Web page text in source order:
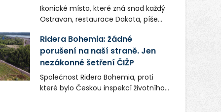
Ikonické místo, které zná snad každý
Ostravan, restaurace Dakota, píše
společnost Dang Investment Group
s.r.o. investuje do projektu přes 50
milionů korun. Cílem je přinést
Ostravě dva špičkové gastronomické
koncepty, které v regionu dosud
chyběly, luxusní středomořskou
Ridera Bohemia: žádné
porušení na naší straně. Jen
nezákonné šetření ČIŽP
Společnost Ridera Bohemia, proti
které bylo Českou inspekcí životního